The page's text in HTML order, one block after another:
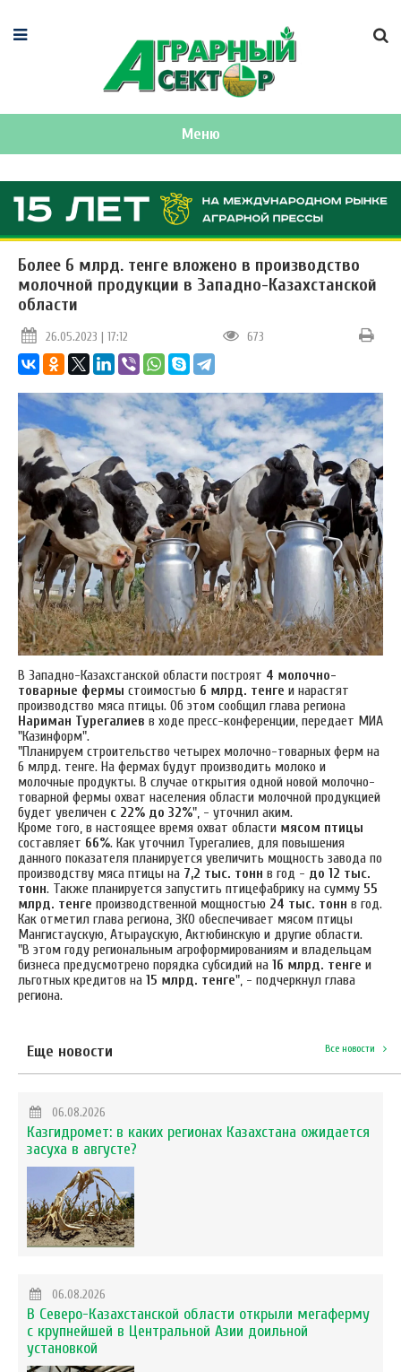
Меню
Более 6 млрд. тенге вложено в производство
молочной продукции в Западно-Казахстанской
области
26.05.2023 | 17:12 673
В Западно-Казахстанской области построят 4 молочно-
товарные фермы стоимостью 6 млрд. тенге и нарастят
производство мяса птицы. Об этом сообщил глава региона
Нариман Турегалиев в ходе пресс-конференции, передает МИА
"Казинформ".
"Планируем строительство четырех молочно-товарных ферм на
6 млрд. тенге. На фермах будут производить молоко и
молочные продукты. В случае открытия одной новой молочно-
товарной фермы охват населения области молочной продукцией
будет увеличен с 22% до 32%", - уточнил аким.
Кроме того, в настоящее время охват области мясом птицы
составляет 66%. Как уточнил Турегалиев, для повышения
данного показателя планируется увеличить мощность завода по
производству мяса птицы на 7,2 тыс. тонн в год - до 12 тыс.
тонн. Также планируется запустить птицефабрику на сумму 55
млрд. тенге производственной мощностью 24 тыс. тонн в год.
Как отметил глава региона, ЗКО обеспечивает мясом птицы
Мангистаускую, Атыраускую, Актюбинскую и другие области.
"В этом году региональным агроформированиям и владельцам
бизнеса предусмотрено порядка субсидий на 16 млрд. тенге и
льготных кредитов на 15 млрд. тенге", - подчеркнул глава
региона.
Еще новости Все новости
06.08.2026
Казгидромет: в каких регионах Казахстана ожидается
засуха в августе?
06.08.2026
В Северо-Казахстанской области открыли мегаферму
с крупнейшей в Центральной Азии доильной
установкой